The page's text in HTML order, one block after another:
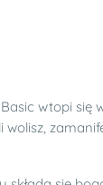
wtopi się
wolisz,